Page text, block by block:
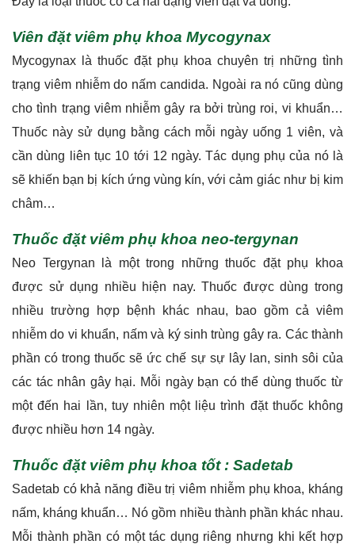
Viên đặt viêm phụ khoa Mycogynax
Mycogynax là thuốc đặt phụ khoa chuyên trị những tình
trạng viêm nhiễm do nấm candida. Ngoài ra nó cũng dùng
cho tình trạng viêm nhiễm gây ra bởi trùng roi, vi khuẩn…
Thuốc này sử dụng bằng cách mỗi ngày uống 1 viên, và
cần dùng liên tục 10 tới 12 ngày. Tác dụng phụ của nó là
sẽ khiến bạn bị kích ứng vùng kín, với cảm giác như bị kim
châm…
Thuốc đặt viêm phụ khoa neo-tergynan
Neo Tergynan là một trong những thuốc đặt phụ khoa
được sử dụng nhiều hiện nay. Thuốc được dùng trong
nhiều trường hợp bệnh khác nhau, bao gồm cả viêm
nhiễm do vi khuẩn, nấm và ký sinh trùng gây ra. Các thành
phần có trong thuốc sẽ ức chế sự sự lây lan, sinh sôi của
các tác nhân gây hại. Mỗi ngày bạn có thể dùng thuốc từ
một đến hai lần, tuy nhiên một liệu trình đặt thuốc không
được nhiều hơn 14 ngày.
Thuốc đặt viêm phụ khoa tốt : Sadetab
Sadetab có khả năng điều trị viêm nhiễm phụ khoa, kháng
nấm, kháng khuẩn… Nó gồm nhiều thành phần khác nhau.
Mỗi thành phần có một tác dụng riêng nhưng khi kết hợp